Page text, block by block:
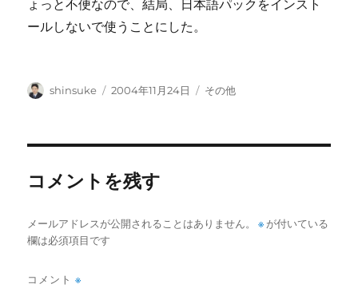
ょっと不便なので、結局、日本語パックをインスト
ールしないで使うことにした。
投
shinsuke
投
2004年11月24日
カ
その他
コメントを残す
メールアドレスが公開されることはありません。 ※が付いている
欄は必須項目です
コメント※